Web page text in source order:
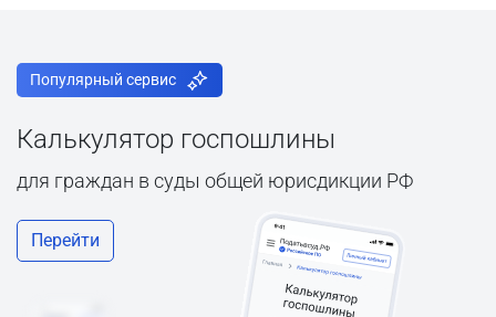
Популярный сервис
Калькулятор госпошлины
для граждан в суды общей юрисдикции РФ
Перейти